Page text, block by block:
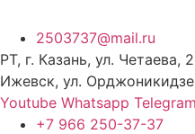
2503737@mail.ru
РТ, г. Казань, ул. Четаева,
Ижевск, ул.
Youtube Whatsapp Telegram
+7 966 250-37-37